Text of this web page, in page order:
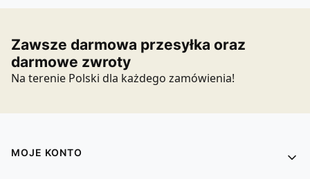
Zawsze darmowa przesyłka oraz
darmowe zwroty
Na terenie Polski dla każdego zamówienia!
Linki w stopce
MOJE KONTO